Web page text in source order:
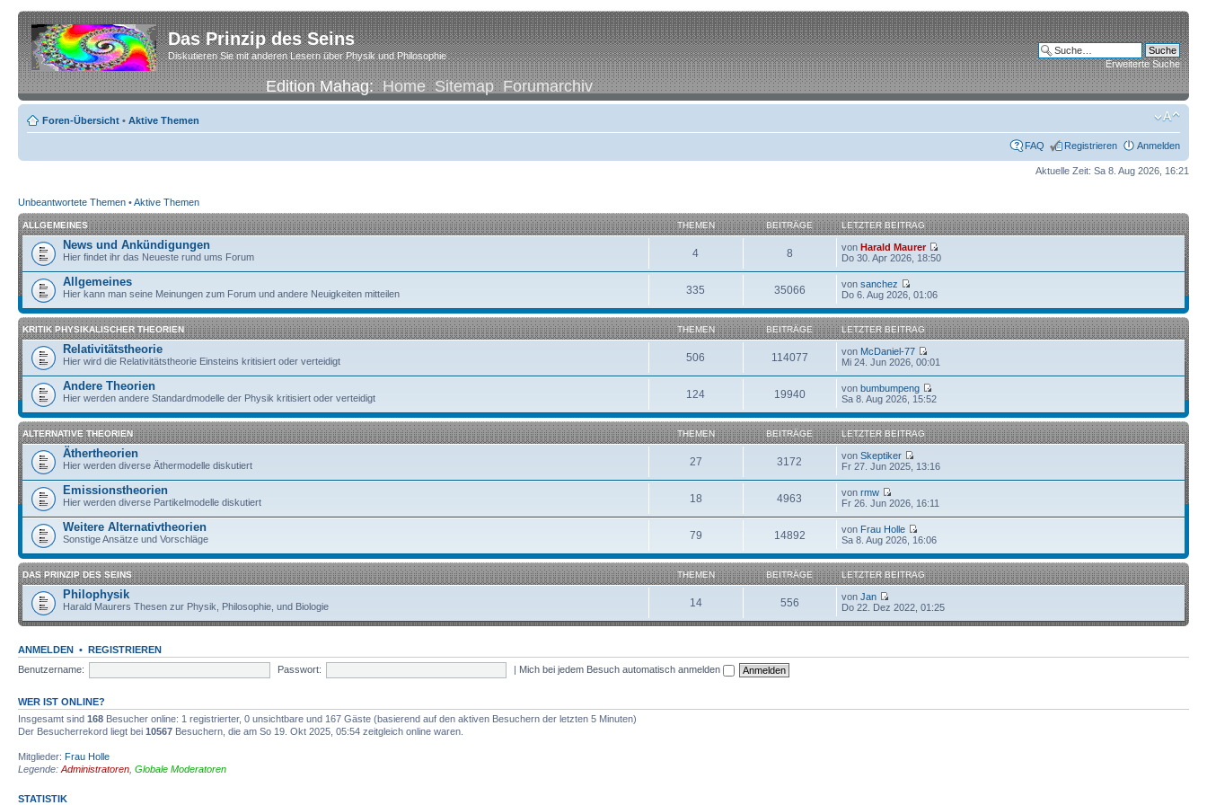
Das Prinzip des Seins
Diskutieren Sie mit anderen Lesern über Physik und Philosophie
Edition Mahag:Home Sitemap Forumarchiv
Erweiterte Suche
Foren-Übersicht • Aktive Themen
FAQ Registrieren Anmelden
Aktuelle Zeit: Sa 8. Aug 2026, 16:21
Unbeantwortete Themen •Aktive Themen
ALLGEMEINES THEMEN BEITRÄGE LETZTER BEITRAG
News und Ankündigungen
Hier findet ihr das Neueste rund ums Forum 4 8 vonHarald Maurer
Do 30. Apr 2026, 18:50
Allgemeines
Hier kann man seine Meinungen zum Forum und andere Neuigkeiten mitteilen 335 35066 vonsanchez
Do 6. Aug 2026, 01:06
KRITIK PHYSIKALISCHER THEORIEN THEMEN BEITRÄGE LETZTER BEITRAG
Relativitätstheorie
Hier wird die Relativitätstheorie Einsteins kritisiert oder verteidigt 506 114077 von McDaniel-77
Mi 24. Jun 2026, 00:01
Andere Theorien
Hier werden andere Standardmodelle der Physik kritisiert oder verteidigt 124 19940 vonbumbumpeng
Sa 8. Aug 2026, 15:52
ALTERNATIVE THEORIEN THEMEN BEITRÄGE LETZTER BEITRAG
Äthertheorien
Hier werden diverse Äthermodelle diskutiert 27 3172 vonSkeptiker
Fr 27. Jun 2025, 13:16
Emissionstheorien
Hier werden diverse Partikelmodelle diskutiert 18 4963 vonrmw
Fr 26. Jun 2026, 16:11
Weitere Alternativtheorien
Sonstige Ansätze und Vorschläge 79 14892 von Frau Holle
Sa 8. Aug 2026, 16:06
DAS PRINZIP DES SEINS THEMEN BEITRÄGE LETZTER BEITRAG
Philophysik
Harald Maurers Thesen zur Physik, Philosophie, und Biologie 14 556 vonJan
Do 22. Dez 2022, 01:25
ANMELDEN • REGISTRIEREN
Benutzername:
Passwort: | Mich bei jedem Besuch automatisch anmelden
WER IST ONLINE?
Insgesamt sind 168 Besucher online: 1 registrierter, 0 unsichtbare und 167 Gäste (basierend auf den aktiven Besuchern der letzten 5 Minuten)
Der Besucherrekord liegt bei 10567 Besuchern, die am So 19. Okt 2025, 05:54 zeitgleich online waren.
Mitglieder: Frau Holle
Legende: Administratoren Globale Moderatoren
STATISTIK